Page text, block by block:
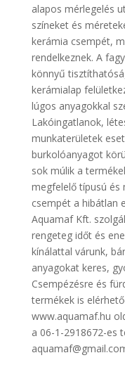
alapos mérlegelés
színeket és
kerámia csempét,
rendelkeznek. A
könnyű
kerámialap
lúgos anyagokkal
Lakóingatlanok,
munkaterületek
burkolóanyagot
sok múlik a
megfelelő típusú és
csempét a hibátlan
Aquamaf Kft.
rengeteg időt és
kínálattal várunk,
anyagokat keres,
Csempézésre és
termékek is
www.aquamaf.hu
a 06-1-2918672-es